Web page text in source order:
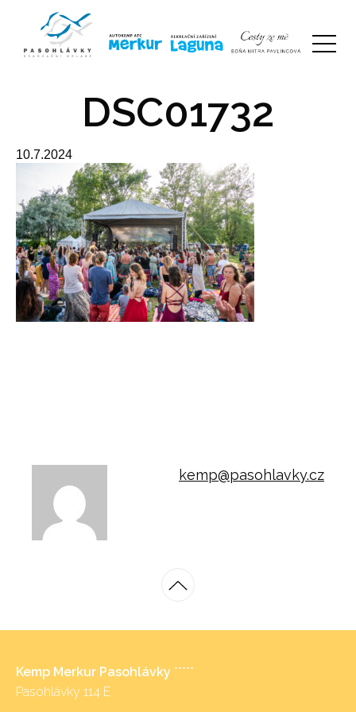
DSC01732
10.7.2024
kemp@pasohlavky.cz
Kemp Merkur Pasohlávky *****
Pasohlávky 114 E